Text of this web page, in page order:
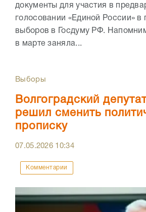
документы для участия в
голосовании «Единой России» в
выборов в Госдуму РФ.
в марте заняла...
Выборы
Волгоградский
решил сменить
прописку
07.05.2026 10:34
Комментарии